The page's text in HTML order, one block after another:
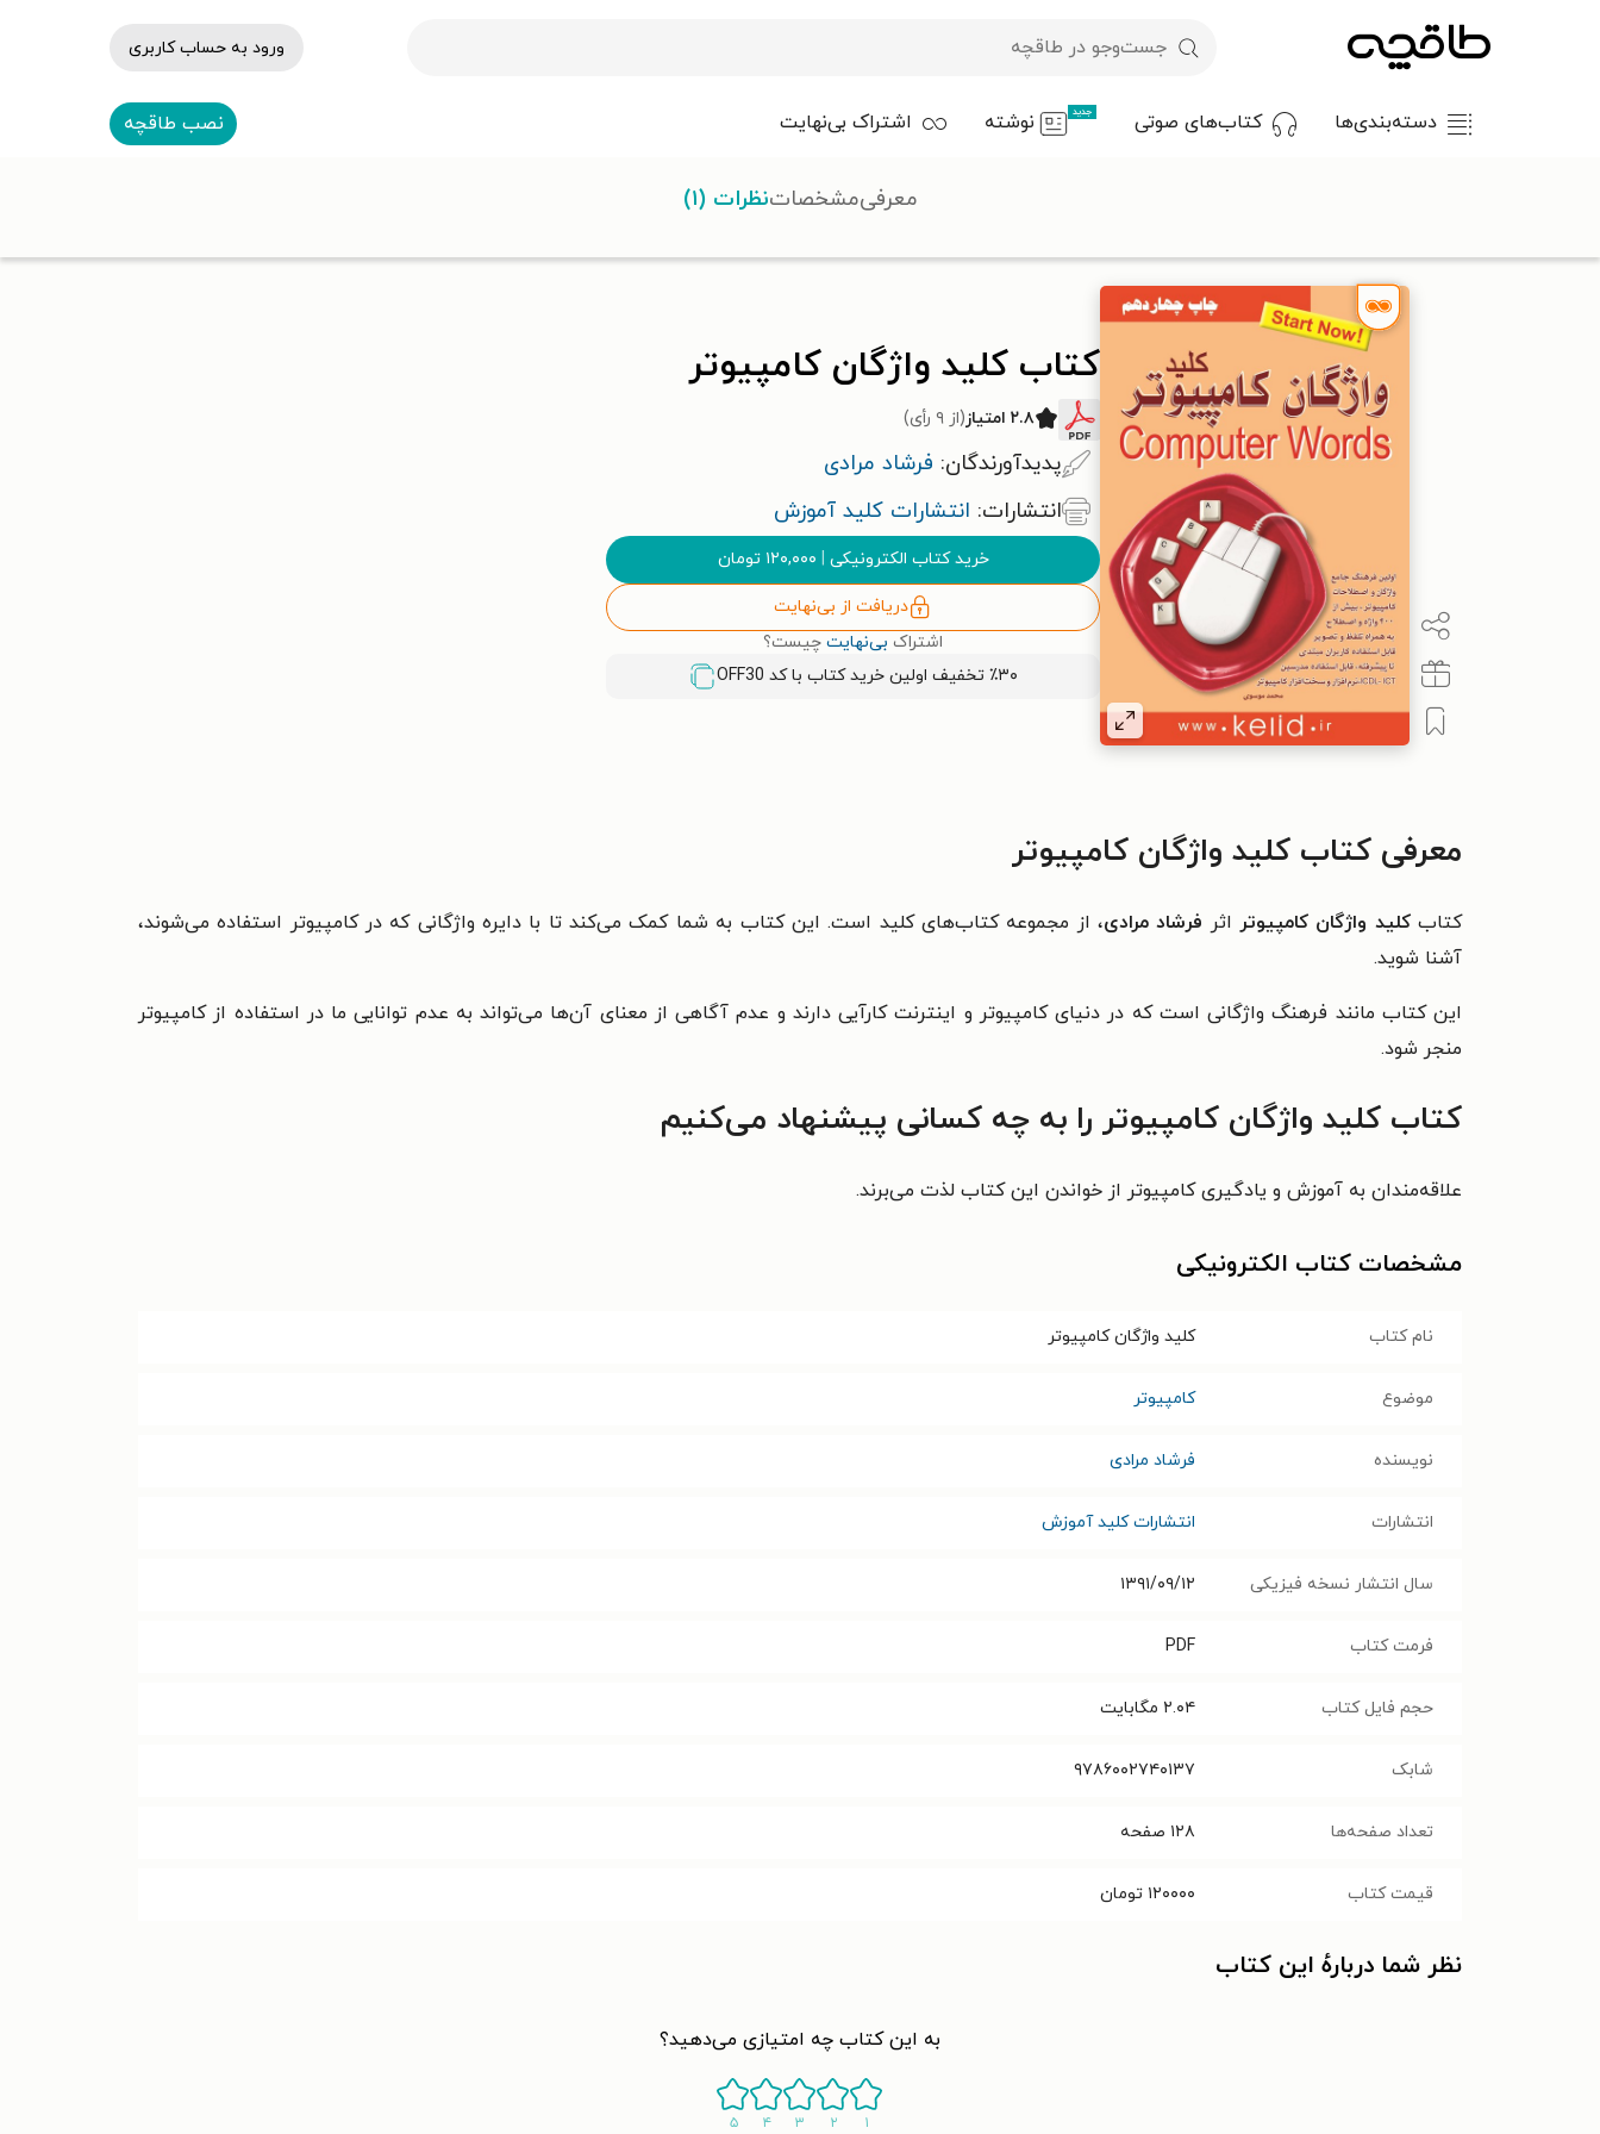
ورود به حساب کاربری
دسته‌بندی‌ها کتاب‌های صوتی جدید نوشته اشتراک بی‌نهایت نصب طاقچه
کتاب کلید واژگان کامپیوتر
۲.۸ امتیاز (از ۹ رأی)
پدیدآورندگان: فرشاد مرادی
انتشارات: انتشارات کلید آموزش
خرید کتاب الکترونیکی ۱۲۰,۰۰۰ تومان
دریافت از بی‌نهایت
اشتراک بی‌نهایت چیست؟
٪۳۰ تخفیف اولین خرید کتاب با کد
OFF30
معرفیمشخصاتنظرات (۱)
معرفی کتاب کلید واژگان کامپیوتر
کتابکلید واژگان کامپیوتر اثر فرشاد مرادی، از مجموعه کتاب‌های کلید است. این کتاب به شما کمک می‌کند تا با دایره واژگانی که در کامپیوتر استفاده می‌شوند،
آشنا شوید.
این کتاب مانند فرهنگ واژگانی است که در دنیای کامپیوتر و اینترنت کارآیی دارند و عدم آگاهی از معنای آن‌ها می‌تواند به عدم توانایی ما در استفاده از کامپیوتر
منجر شود.
کتاب کلید واژگان کامپیوتر را به چه کسانی پیشنهاد می‌کنیم
علاقه‌مندان به آموزش و یادگیری کامپیوتر از خواندن این کتاب لذت می‌برند.
مشخصات کتاب الکترونیکی
نام کتاب کلید واژگان کامپیوتر
موضوع کامپیوتر
نویسنده فرشاد مرادی
انتشارات انتشارات کلید آموزش
سال انتشار نسخه فیزیکی ۱۳۹۱/۰۹/۱۲
فرمت کتاب PDF
حجم فایل کتاب ۲.۰۴ مگابایت
شابک ۹۷۸۶۰۰۲۷۴۰۱۳۷
تعداد صفحه‌ها ۱۲۸ صفحه
قیمت کتاب ۱۲۰۰۰۰ تومان
نظر شما دربارهٔ این کتاب
به این کتاب چه امتیازی می‌دهید؟
۱ ۲ ۳ ۴ ۵